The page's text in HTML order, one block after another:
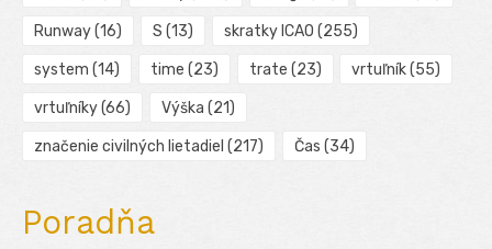
Runway(16) S (13) skratky ICAO (255)
system (14) time (23) trate (23) vrtuľník(55)
vrtuľníky(66) Výška (21)
značenie civilných lietadiel (217) Čas (34)
Poradňa